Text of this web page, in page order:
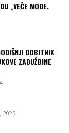
„VEČE MODE,
DOBITNIK
ZADUŽBINE
2025